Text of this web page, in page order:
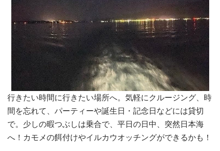
行きたい時間に行きたい場所へ。気軽にクルージング、時
間を忘れて、パーティーや誕生日・記念日などには貸切
で。少しの暇つぶしは乗合で、平日の日中、突然日本海
へ！カモメの餌付けやイルカウオッチングができるかも！